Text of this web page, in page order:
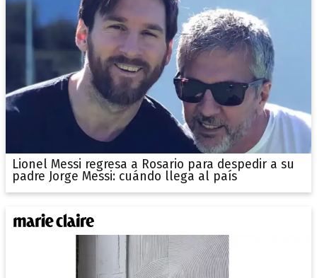
Lionel Messi regresa a Rosario para despedir a su
padre Jorge Messi: cuándo llega al país